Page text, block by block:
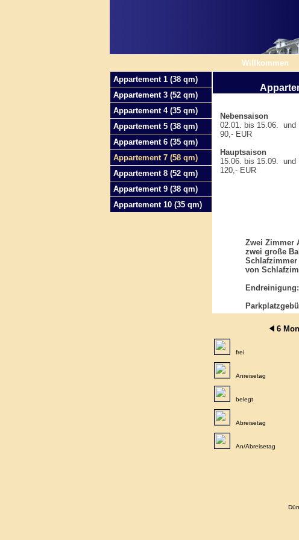
Willkommen
Appartement 1 (38 qm)
Appartement 3 (52 qm)
Appartement 4 (35 qm)
Appartement 5 (38 qm)
Appartement 6 (35 qm)
Appartement 7 (58 qm)
Appartement 8 (52 qm)
Appartement 9 (38 qm)
Appartement 10 (35 qm)
Nebensaison
02.01. bis 15.06. und
90,- EUR
Hauptsaison
15.06. bis 15.09. und
120,- EUR
Zwei Zimmer
zwei große
von
6
frei
Anreisetag
belegt
Abreisetag
An/Abreisetag